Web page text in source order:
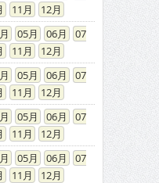
11
12
05 06
07
11
12
05 06
07
11
12
05 06
07
11
12
05 06
07
11
12